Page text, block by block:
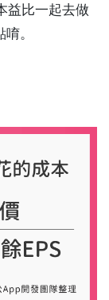
益比一起去做
。